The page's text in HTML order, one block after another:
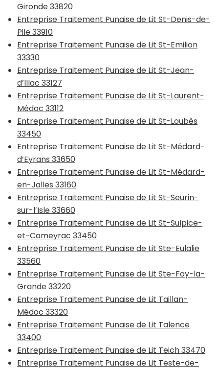
Gironde 33820
Entreprise Traitement Punaise de Lit St-Denis-de-
Pile 33910
Entreprise Traitement Punaise de Lit St-Emilion
33330
Entreprise Traitement Punaise de Lit St-Jean-
d’Illac 33127
Entreprise Traitement Punaise de Lit St-Laurent-
Médoc 33112
Entreprise Traitement Punaise de Lit St-Loubès
33450
Entreprise Traitement Punaise de Lit St-Médard-
d’Eyrans 33650
Entreprise Traitement Punaise de Lit St-Médard-
en-Jalles 33160
Entreprise Traitement Punaise de Lit St-Seurin-
sur-l’Isle 33660
Entreprise Traitement Punaise de Lit St-Sulpice-
et-Cameyrac 33450
Entreprise Traitement Punaise de Lit Ste-Eulalie
33560
Entreprise Traitement Punaise de Lit Ste-Foy-la-
Grande 33220
Entreprise Traitement Punaise de Lit Taillan-
Médoc 33320
Entreprise Traitement Punaise de Lit Talence
33400
Entreprise Traitement Punaise de Lit Teich 33470
Entreprise Traitement Punaise de Lit Teste-de-